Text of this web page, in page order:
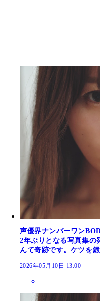
声優界ナンバーワン
2年ぶりとなる写真集の
んて奇跡です。ケツを
2026年05月10日 13:00